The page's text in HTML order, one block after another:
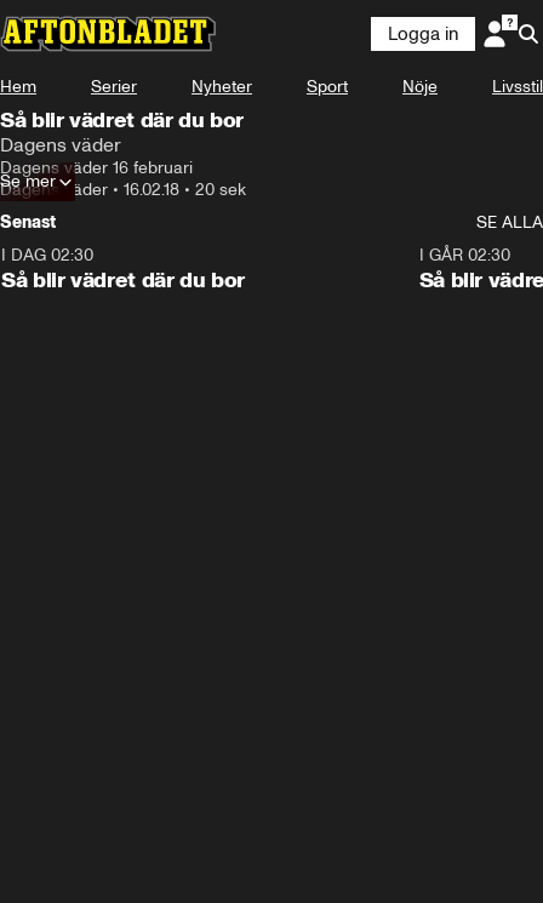
Logga in
Hem Serier Nyheter Sport Nöje Livsstil
Så blir vädret där du bor
Dagens väder
Dagens väder 16 februari
Dagens väder • 16.02.18 • 20 sek
Se mer
Senast
SE ALLA
I DAG 02:30
Så blir vädret där du bor
I GÅR 02:30
Så blir